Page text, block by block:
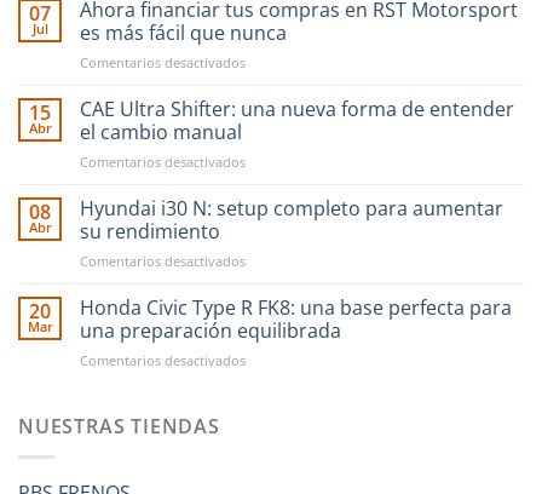
07
Jul
Ahora financiar tus compras en RST Motorsport
es más fácil que nunca
Comentarios desactivadosen
financiar
en
Motorsport
fácil
nunca
15
Abr
CAE Ultra Shifter: una nueva forma de entender
el cambio manual
Comentarios desactivadosen
Ultra
Shifter:
nueva
de
entender
cambio
08
Abr
Hyundai i30 N: setup completo para aumentar
su rendimiento
Comentarios desactivadosen
i30
setup
completo
20
Mar
Honda Civic Type R FK8: una base perfecta para
una preparación equilibrada
Comentarios desactivadosen
NUESTRAS TIENDAS